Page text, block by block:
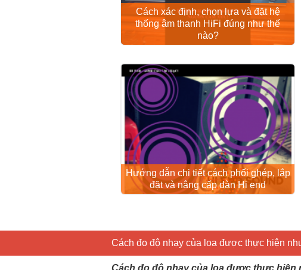
Cách xác định, chọn lựa và đặt hệ
thống âm thanh HiFi đúng như thế
nào?
Hướng dẫn chi tiết cách phối ghép, lắp
đặt và nâng cấp dàn Hi end
Cách đo độ nhạy của loa được thực hiện
Cách đo độ nhạy của loa được thực hiện